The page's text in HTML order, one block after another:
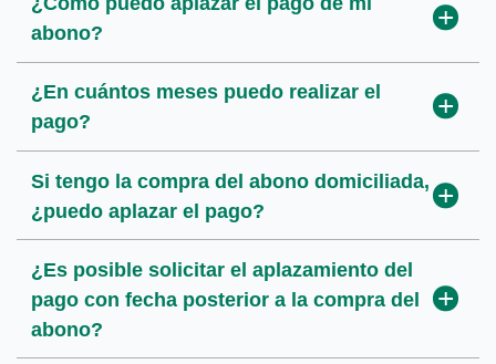
abono?
¿En cuántos meses puedo realizar el
pago?
Si tengo la compra del abono domiciliada,
¿puedo aplazar el pago?
¿Es posible solicitar el aplazamiento del
pago con fecha posterior a la compra del
abono?
Si tengo la compra del abono domiciliada,
¿puedo acceder al descuento?
¿Puedo acceder al descuento si compro
varios abonos?